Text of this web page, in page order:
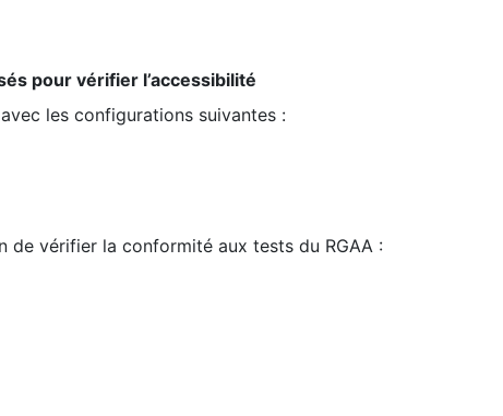
pour vérifier l’accessibilité
les configurations suivantes :
vérifier la conformité aux tests du RGAA :